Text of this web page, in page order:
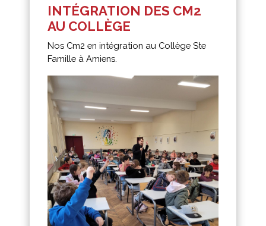
INTÉGRATION DES CM2
AU COLLÈGE
Nos Cm2 en intégration au Collège Ste
Famille à Amiens.